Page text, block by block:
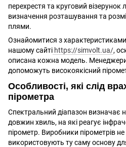
перехрестя та круговий візерунок
визначення розташування та
плями.
Ознайомитися з
нашому сайті https://simvolt.ua/,
описана кожна модель. Менеджери
допоможуть високоякісний
Особливості, які слід
пірометра
Спектральний діапазон визначає
довжин хвиль, на які реагує
пірометр. Виробники пірометрів
використовують ту саму основу